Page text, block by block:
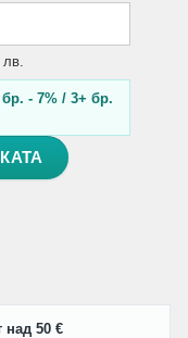
- 7% / 3+ бр.
над 50 €